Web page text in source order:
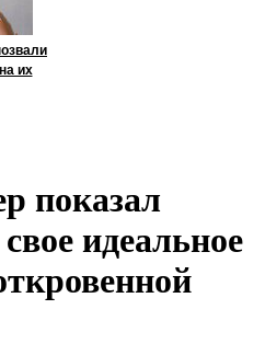
их
показал
идеальное